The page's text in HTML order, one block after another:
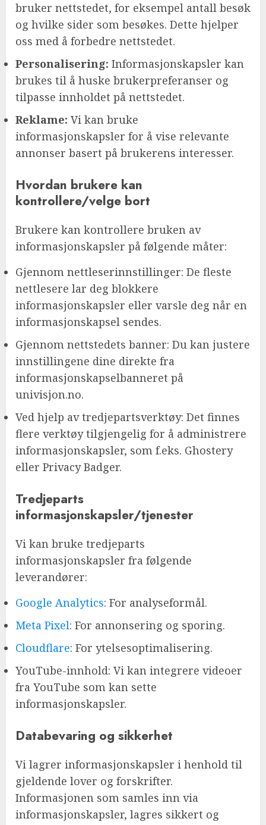
bruker nettstedet, for eksempel antall besøk
og hvilke sider som besøkes. Dette hjelper
oss med å forbedre nettstedet.
Personalisering: Informasjonskapsler kan
brukes til å huske brukerpreferanser og
tilpasse innholdet på nettstedet.
Reklame: Vi kan bruke
informasjonskapsler for å vise relevante
annonser basert på brukerens interesser.
Hvordan brukere kan
kontrollere/velge bort
Brukere kan kontrollere bruken av
informasjonskapsler på følgende måter:
Gjennom nettleserinnstillinger: De fleste
nettlesere lar deg blokkere
informasjonskapsler eller varsle deg når en
informasjonskapsel sendes.
Gjennom nettstedets banner: Du kan justere
innstillingene dine direkte fra
informasjonskapselbanneret på
univisjon.no.
Ved hjelp av tredjepartsverktøy: Det finnes
flere verktøy tilgjengelig for å administrere
informasjonskapsler, som f.eks. Ghostery
eller Privacy Badger.
Tredjeparts
informasjonskapsler/tjenester
Vi kan bruke tredjeparts
informasjonskapsler fra følgende
leverandører:
Google Analytics: For analyseformål.
Meta Pixel: For annonsering og sporing.
Cloudflare: For ytelsesoptimalisering.
YouTube-innhold: Vi kan integrere videoer
fra YouTube som kan sette
informasjonskapsler.
Databevaring og sikkerhet
Vi lagrer informasjonskapsler i henhold til
gjeldende lover og forskrifter.
Informasjonen som samles inn via
informasjonskapsler, lagres sikkert og